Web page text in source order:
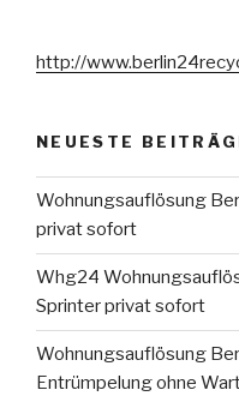
http://
NEUESTE
Wohnungsauflösung
privat sofort
Whg24
Sprinter privat sofort
Wohnungsauflösung
Entrümpelung ohne